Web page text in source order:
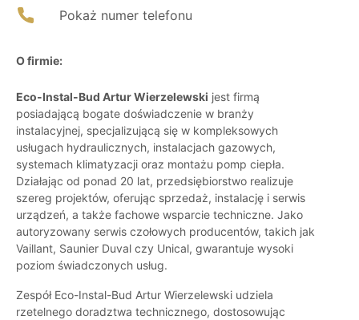
Pokaż numer telefonu
O firmie:
Eco-Instal-Bud Artur Wierzelewski jest firmą
posiadającą bogate doświadczenie w branży
instalacyjnej, specjalizującą się w kompleksowych
usługach hydraulicznych, instalacjach gazowych,
systemach klimatyzacji oraz montażu pomp ciepła.
Działając od ponad 20 lat, przedsiębiorstwo realizuje
szereg projektów, oferując sprzedaż, instalację i serwis
urządzeń, a także fachowe wsparcie techniczne. Jako
autoryzowany serwis czołowych producentów, takich jak
Vaillant, Saunier Duval czy Unical, gwarantuje wysoki
poziom świadczonych usług.
Zespół Eco-Instal-Bud Artur Wierzelewski udziela
rzetelnego doradztwa technicznego, dostosowując